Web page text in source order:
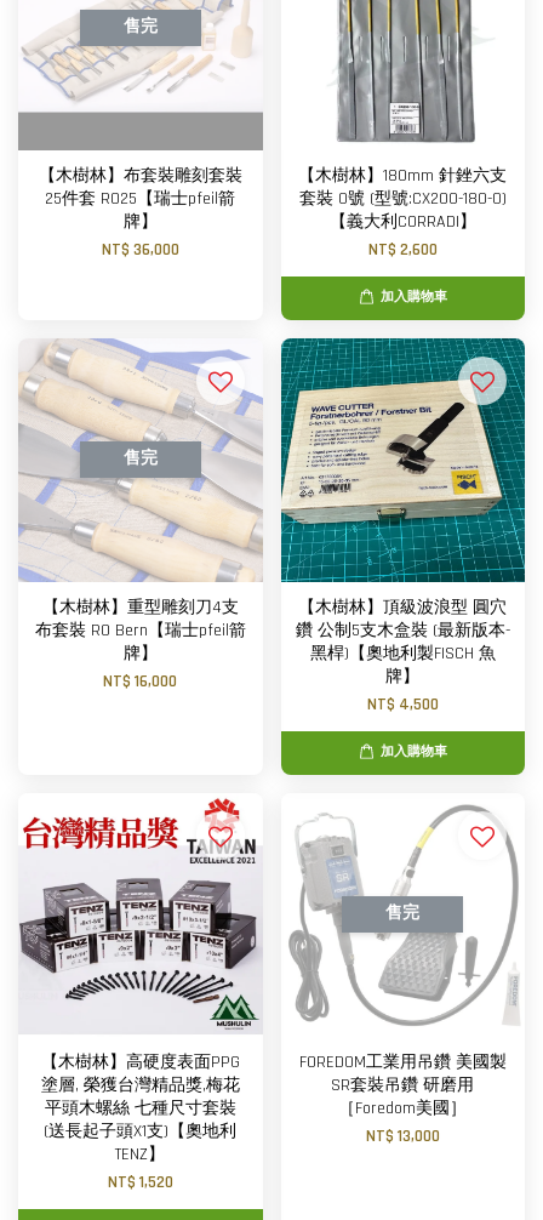
售完
【木樹林】布套裝雕刻套裝
25件套 RO25【瑞士pfeil箭
牌】
NT$ 36,000
【木樹林】180mm 針銼六支
套裝 0號 (型號:CX200-180-0)
【義大利CORRADI】
NT$ 2,600
加入購物車
售完
【木樹林】重型雕刻刀4支
布套裝 RO Bern【瑞士pfeil箭
牌】
NT$ 16,000
【木樹林】頂級波浪型 圓穴
鑽 公制5支木盒裝 (最新版本-
黑桿)【奧地利製FISCH 魚
牌】
NT$ 4,500
加入購物車
【木樹林】高硬度表面PPG
塗層, 榮獲台灣精品獎,梅花
平頭木螺絲 七種尺寸套裝
(送長起子頭X1支)【奧地利
TENZ】
NT$ 1,520
售完
FOREDOM工業用吊鑽 美國製
SR套裝吊鑽 研磨用
［Foredom美國］
NT$ 13,000